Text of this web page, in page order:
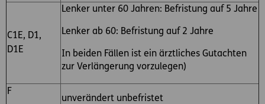
C1E, D1,
D1E
Lenker unter 60 Jahren: Befristung auf 5 Jahre
Lenker ab 60: Befristung auf 2 Jahre
In beiden Fällen ist ein ärztliches Gutachten
zur Verlängerung vorzulegen)
F
unverändert unbefristet